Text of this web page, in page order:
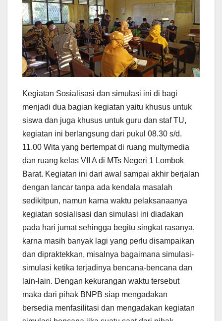
Kegiatan Sosialisasi dan simulasi ini di bagi
menjadi dua bagian kegiatan yaitu khusus untuk
siswa dan juga khusus untuk guru dan staf TU,
kegiatan ini berlangsung dari pukul 08.30 s/d.
11.00 Wita yang bertempat di ruang multymedia
dan ruang kelas VII A di MTs Negeri 1 Lombok
Barat. Kegiatan ini dari awal sampai akhir berjalan
dengan lancar tanpa ada kendala masalah
sedikitpun, namun karna waktu pelaksanaanya
kegiatan sosialisasi dan simulasi ini diadakan
pada hari jumat sehingga begitu singkat rasanya,
karna masih banyak lagi yang perlu disampaikan
dan dipraktekkan, misalnya bagaimana simulasi-
simulasi ketika terjadinya bencana-bencana dan
lain-lain. Dengan kekurangan waktu tersebut
maka dari pihak BNPB siap mengadakan
bersedia menfasilitasi dan mengadakan kegiatan